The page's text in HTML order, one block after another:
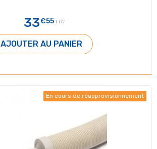
33€55 TTC
AJOUTER AU PANIER
En cours de réapprovisionnement